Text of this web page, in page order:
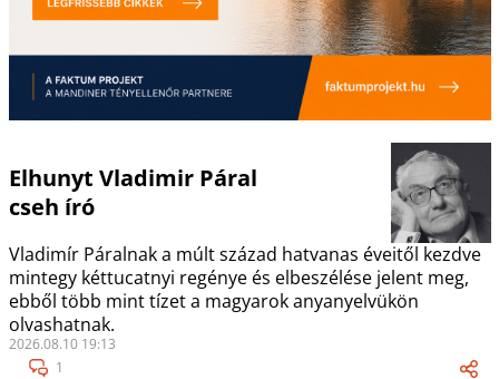
Elhunyt Vladimir Páral
cseh író
Vladimír Páralnak a múlt század hatvanas éveitől kezdve
mintegy kéttucatnyi regénye és elbeszélése jelent meg,
ebből több mint tízet a magyarok anyanyelvükön
olvashatnak.
2026.08.10 19:13
1